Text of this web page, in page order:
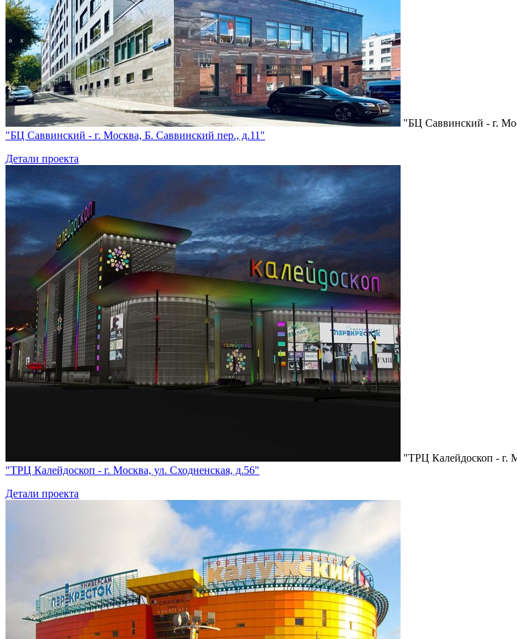
"БЦ Саввинский - г.
"БЦ Саввинский - г. Москва, Б. Саввинский пер., д.11"
Детали проекта
"ТРЦ Калейдоскоп - г.
"ТРЦ Калейдоскоп - г. Москва, ул. Сходненская, д.56"
Детали проекта